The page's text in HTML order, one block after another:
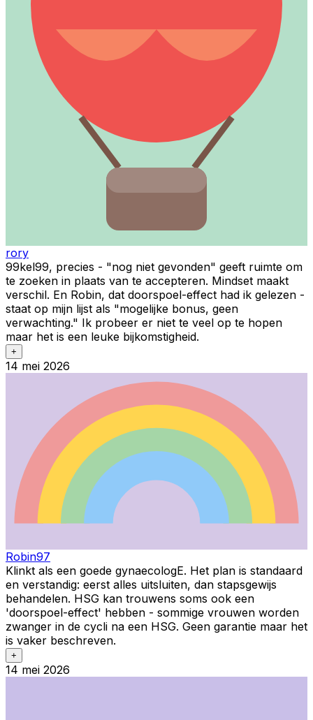
rory
99kel99, precies - "nog niet gevonden" geeft ruimte om
te zoeken in plaats van te accepteren. Mindset maakt
verschil. En Robin, dat doorspoel-effect had ik gelezen -
staat op mijn lijst als "mogelijke bonus, geen
verwachting." Ik probeer er niet te veel op te hopen
maar het is een leuke bijkomstigheid.
+
14 mei 2026
Robin97
Klinkt als een goede gynaecologE. Het plan is standaard
en verstandig: eerst alles uitsluiten, dan stapsgewijs
behandelen. HSG kan trouwens soms ook een
'doorspoel-effect' hebben - sommige vrouwen worden
zwanger in de cycli na een HSG. Geen garantie maar het
is vaker beschreven.
+
14 mei 2026